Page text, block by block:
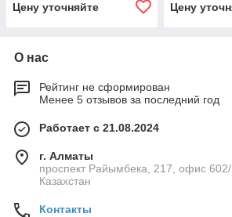
Цену уточняйте
Цену
О нас
Рейтинг не сформирован
Менее 5 отзывов за последний год
Работает с 21.08.2024
г. Алматы
проспект Райымбека, 217, офис
Казахстан
Контакты